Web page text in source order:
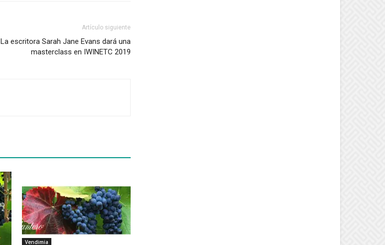
Artículo siguiente
La escritora Sarah Jane Evans dará una
masterclass en IWINETC 2019
Vendimia